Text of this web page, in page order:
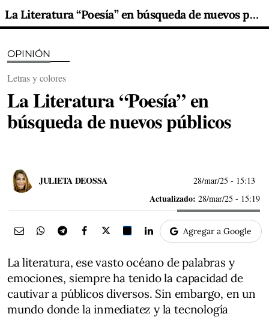
La Literatura “Poesía” en búsqueda de nuevos públicos
OPINIÓN
Letras y colores
La Literatura “Poesía” en
búsqueda de nuevos públicos
JULIETA DEOSSA 28/mar/25 - 15:13
Actualizado: 28/mar/25 - 15:19
Agregar a Google
La literatura, ese vasto océano de palabras y
emociones, siempre ha tenido la capacidad de
cautivar a públicos diversos. Sin embargo, en un
mundo donde la inmediatez y la tecnología